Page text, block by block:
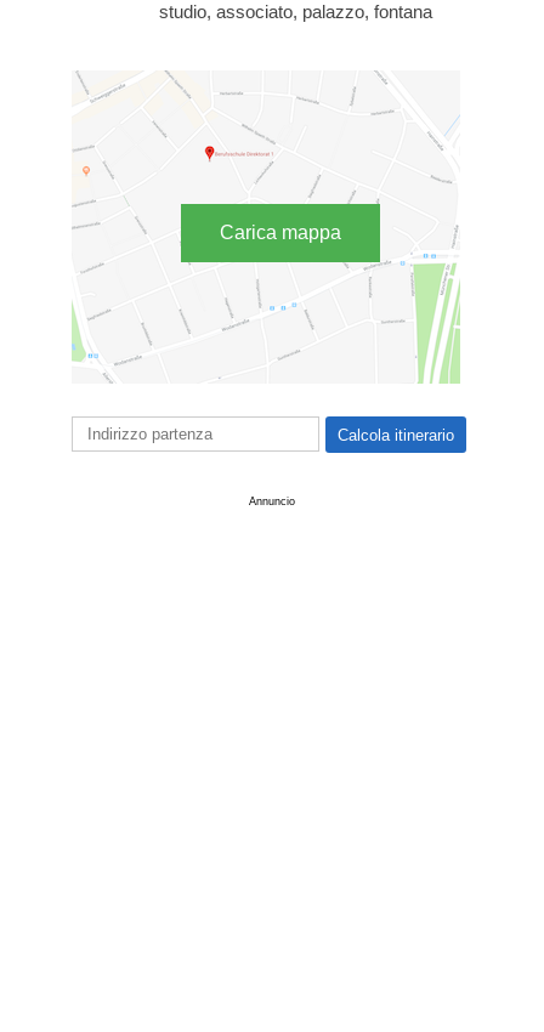
studio, associato, palazzo, fontana
Carica mappa
Annuncio